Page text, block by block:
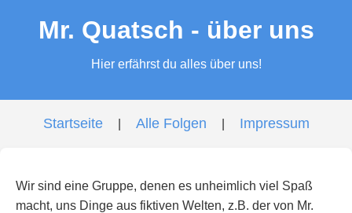
Mr. Quatsch - über uns
Hier erfährst du alles über uns!
Startseite Alle Folgen Impressum
Wir sind eine Gruppe, denen es unheimlich viel Spaß
macht, uns Dinge aus fiktiven Welten, z.B. der von Mr.